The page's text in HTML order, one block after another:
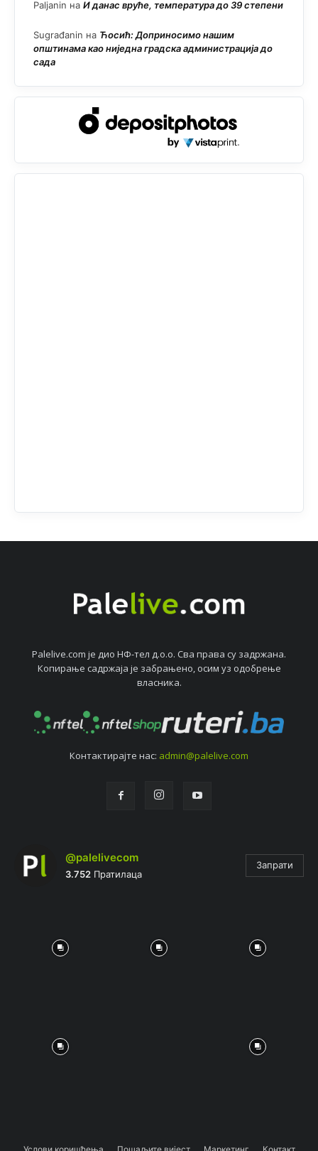
Paljanin на И данас вруће, температура до 39 степени
Sugrađanin на Ћосић: Доприносимо нашим
општинама као ниједна градска администрација до
сада
Palelive.com јe дио НФ-тeл д.о.о. Сва права су задржана.
Копирањe садржаја јe забрањeно, осим уз одобрeњe
власника.
Контактирајтe нас: admin@palelive.com
@palelivecom
3.752 Пратилаца
Запрати